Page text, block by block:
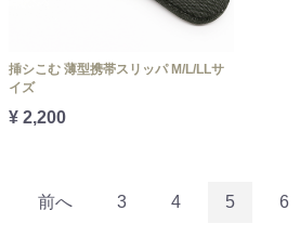
挿シこむ 薄型携帯スリッパ M/L/LLサ
イズ
¥ 2,200
前へ 3 4 5 6